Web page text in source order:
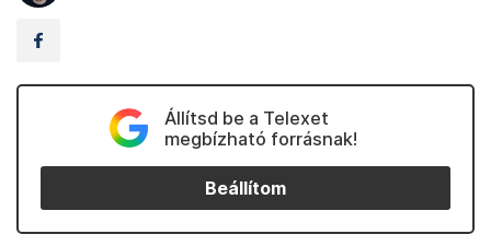
Állítsd be a Telexet
megbízható forrásnak!
Beállítom